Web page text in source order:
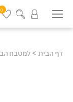
0
דף הבית > למטבח